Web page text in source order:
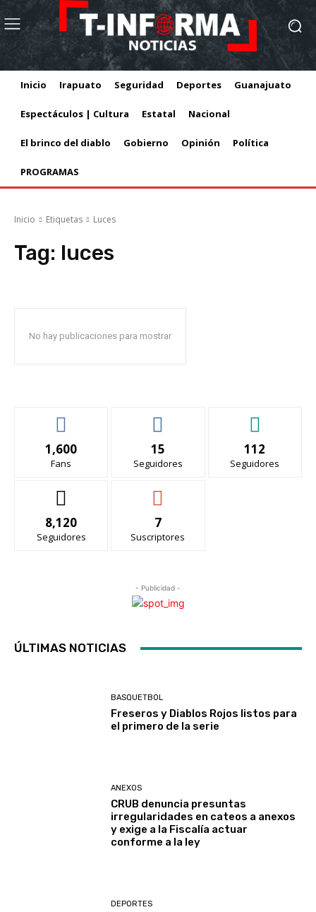
Inicio Irapuato Seguridad Deportes Guanajuato
Espectáculos | Cultura Estatal Nacional
El brinco del diablo Gobierno Opinión Política
PROGRAMAS
Inicio Etiquetas Luces
Tag: luces
No hay publicaciones para mostrar
1,600
Fans
15
Seguidores
112
Seguidores
8,120
Seguidores
7
Suscriptores
- Publicidad -
ÚLTIMAS NOTICIAS
BASQUETBOL
Freseros y Diablos Rojos listos para
el primero de la serie
ANEXOS
CRUB denuncia presuntas
irregularidades en cateos a anexos
y exige a la Fiscalía actuar
conforme a la ley
DEPORTES